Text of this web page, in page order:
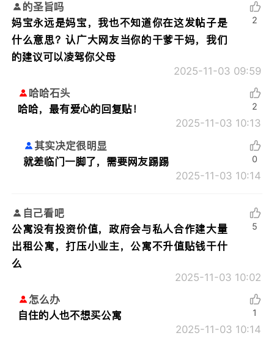
的圣旨吗
妈宝永远是妈宝，我也不知道你在这发帖子是
什么意思？认广大网友当你的干爹干妈，我们
的建议可以凌驾你父母
2025-11-03 09:59
2
哈哈石头
哈哈，最有爱心的回复贴！
2025-11-03 10:13
2
其实决定很明显
就差临门一脚了，需要网友踢踢
2025-11-03 10:14
0
自己看吧
公寓没有投资价值，政府会与私人合作建大量
出租公寓，打压小业主，公寓不升值贴钱干什
么
2025-11-03 10:02
5
怎么办
自住的人也不想买公寓
2025-11-03 10:14
1